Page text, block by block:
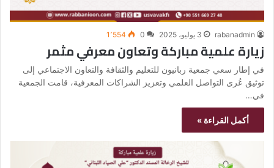
rabanadmin 3 يوليو، 2025 0 1٬554
زيارة علمية مباركة وتعاون معرفي مثمر
في إطار سعي جمعية ربانيون للتعليم والثقافة والتعاون الاجتماعي إلى
توثيق عُرى التواصل العلمي وتعزيز الشراكات المعرفية، قامت الجمعية
في…
أكمل القراءة »